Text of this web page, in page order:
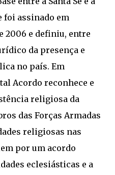
foi assinado em
2006 e definiu, entre
da presença e
no país. Em
Acordo reconhece e
religiosa da
das Forças Armadas
religiosas nas
por um acordo
eclesiásticas e a